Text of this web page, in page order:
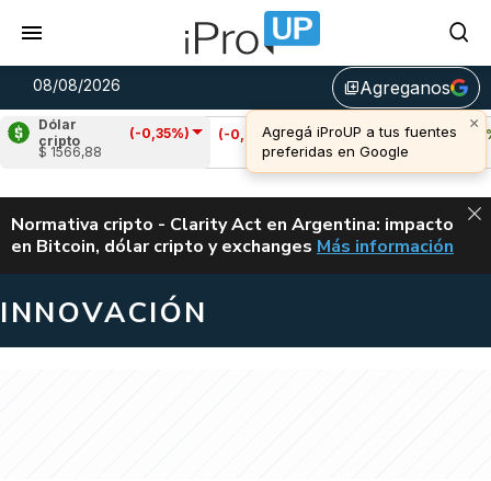
08/08/2026 library_addAgreganos
Dólar
cripto
(-0,35%)
$ 1566,88
Cardano (-0,09%)
Avalanche
(2,52%)
u$s 6,55
ALERTA
Normativa cripto - Clarity Act en Argentina: impacto
en Bitcoin, dólar cripto y exchanges CLARITY ACT EN
Más información
INNOVACIÓN